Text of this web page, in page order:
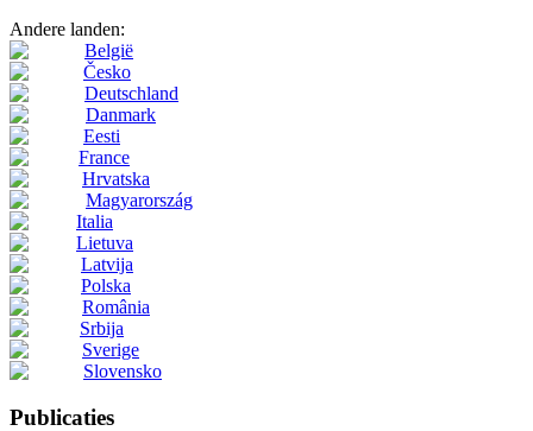
Andere landen:
België
Česko
Deutschland
Danmark
Eesti
France
Hrvatska
Magyarország
Italia
Lietuva
Latvija
Polska
România
Srbija
Sverige
Slovensko
Publicaties